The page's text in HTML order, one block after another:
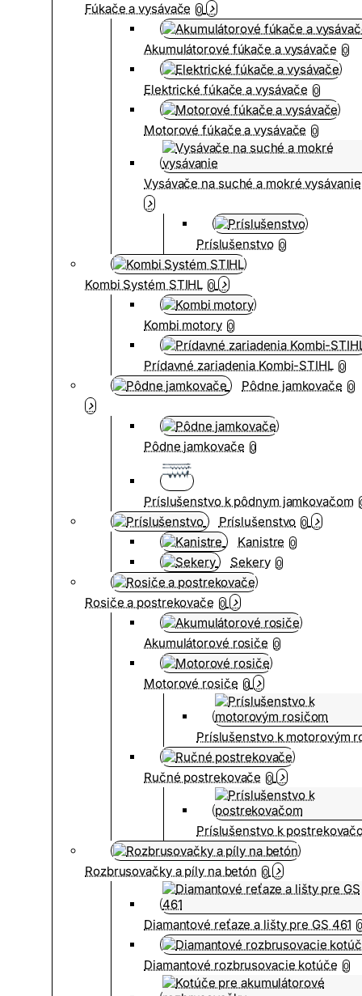
Fúkače a vysávače 0
Akumulátorové fúkače a vysávače 0
Elektrické fúkače a vysávače 0
Motorové fúkače a vysávače 0
Vysávače na suché a mokré vysávanie
Príslušenstvo 0
Kombi Systém STIHL 0
Kombi motory 0
Prídavné zariadenia Kombi-STIHL 0
Pôdne jamkovače 0
Pôdne jamkovače 0
Príslušenstvo k pôdnym jamkovačom
Príslušenstvo 0
Kanistre 0
Sekery 0
Rosiče a postrekovače 0
Akumulátorové rosiče 0
Motorové rosiče 0
Príslušenstvo k motorovým
Ručné postrekovače 0
Príslušenstvo k
Rozbrusovačky a píly na betón 0
Diamantové reťaze a lišty pre GS 461
Diamantové rozbrusovacie kotúče 0